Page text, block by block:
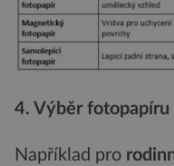
4. Výběr
Například pro